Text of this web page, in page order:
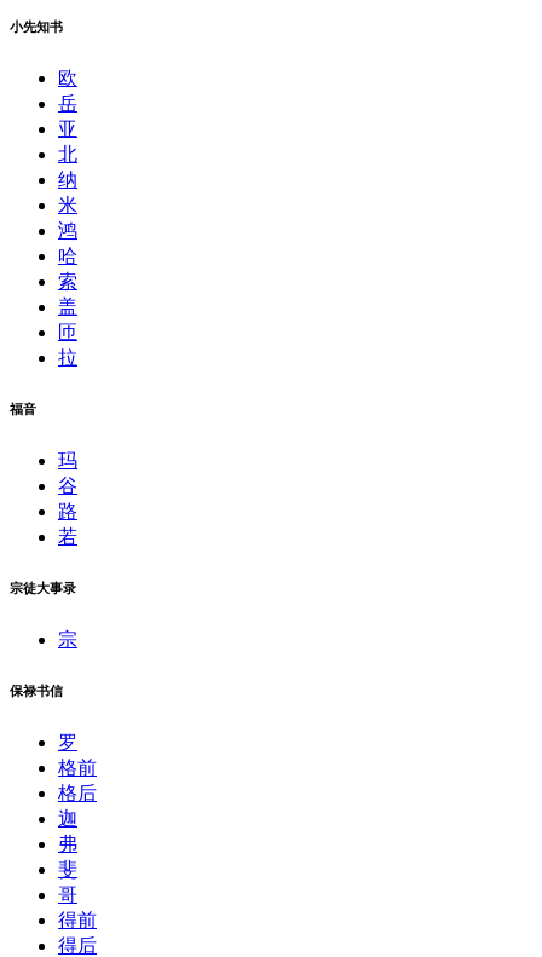
小先知书
欧
岳
亚
北
纳
米
鸿
哈
索
盖
匝
拉
福音
玛
谷
路
若
宗徒大事录
宗
保禄书信
罗
格前
格后
迦
弗
斐
哥
得前
得后